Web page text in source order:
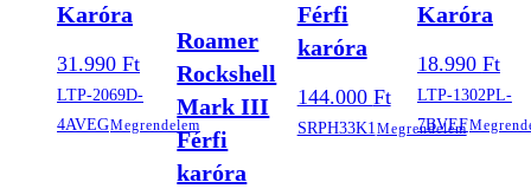
Karóra
31.990 Ft
LTP-2069D-
4AVEGMegrendelem
Roamer
Rockshell
Mark III
Férfi
karóra
Férfi
karóra
144.000 Ft
SRPH33K1 Megrendelem
Karóra
18.990 Ft
LTP-1302PL-
7BVEF